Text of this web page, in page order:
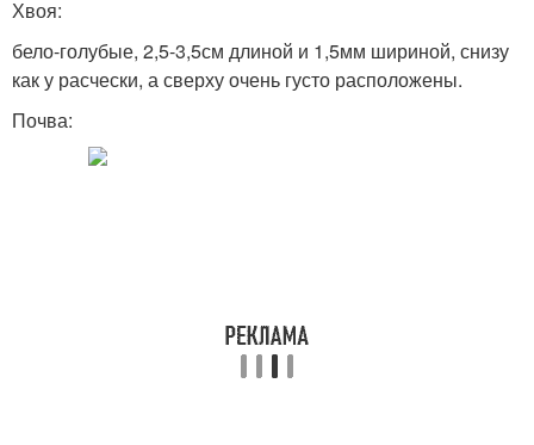
Хвоя:
бело-голубые, 2,5-3,5см длиной и 1,5мм шириной, снизу
как у расчески, а сверху очень густо расположены.
Почва: